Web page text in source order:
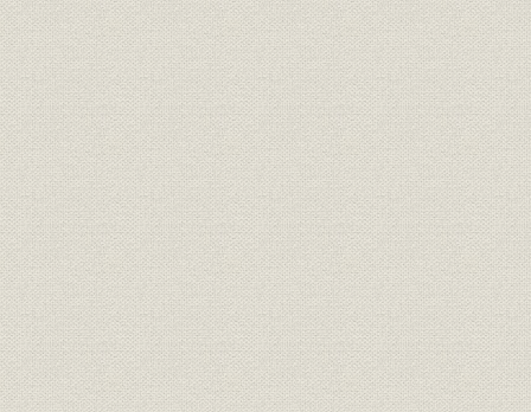
2)西郷貯水池工事
3)両総用水路工事
4)稲毛川崎二ヶ領用水取水口改良工事
8 都市機能の回復工事
1)事務所、店舗の復興
2)学校の改修・改築工事
3)渋谷駅前ビルの移転工事
4)民間娯楽施設